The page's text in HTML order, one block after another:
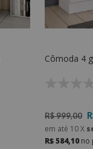
R$ 999,00
em até 10X
R$ 584,10no